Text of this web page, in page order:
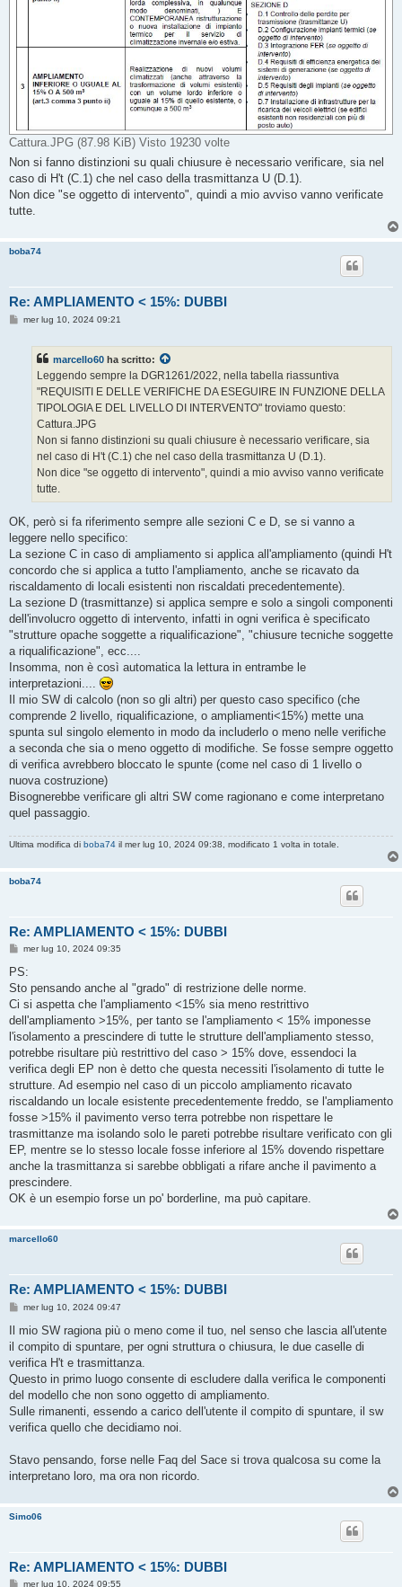
Cattura.JPG (87.98 KiB) Visto 19230 volte
Non si fanno distinzioni su quali chiusure è necessario verificare, sia nel
caso di H't (C.1) che nel caso della trasmittanza U (D.1).
Non dice "se oggetto di intervento", quindi a mio avviso vanno verificate
tutte.
boba74
Re: AMPLIAMENTO < 15%: DUBBI
Mmer lug 10, 2024 09:21
marcello60 ha scritto:
Leggendo sempre la DGR1261/2022, nella tabella riassuntiva
"REQUISITI E DELLE VERIFICHE DA ESEGUIRE IN FUNZIONE DELLA
TIPOLOGIA E DEL LIVELLO DI INTERVENTO" troviamo questo:
Cattura.JPG
Non si fanno distinzioni su quali chiusure è necessario verificare, sia
nel caso di H't (C.1) che nel caso della trasmittanza U (D.1).
Non dice "se oggetto di intervento", quindi a mio avviso vanno verificate
tutte.
OK, però si fa riferimento sempre alle sezioni C e D, se si vanno a
leggere nello specifico:
La sezione C in caso di ampliamento si applica all'ampliamento (quindi H't
concordo che si applica a tutto l'ampliamento, anche se ricavato da
riscaldamento di locali esistenti non riscaldati precedentemente).
La sezione D (trasmittanze) si applica sempre e solo a singoli componenti
dell'involucro oggetto di intervento, infatti in ogni verifica è specificato
"strutture opache soggette a riqualificazione", "chiusure tecniche soggette
a riqualificazione", ecc....
Insomma, non è così automatica la lettura in entrambe le
interpretazioni....
Il mio SW di calcolo (non so gli altri) per questo caso specifico (che
comprende 2 livello, riqualificazione, o ampliamenti<15%) mette una
spunta sul singolo elemento in modo da includerlo o meno nelle verifiche
a seconda che sia o meno oggetto di modifiche. Se fosse sempre oggetto
di verifica avrebbero bloccato le spunte (come nel caso di 1 livello o
nuova costruzione)
Bisognerebbe verificare gli altri SW come ragionano e come interpretano
quel passaggio.
Ultima modifica di boba74 il mer lug 10, 2024 09:38, modificato 1 volta in totale.
boba74
Re: AMPLIAMENTO < 15%: DUBBI
M
s
a
g
i
o
mer lug 10, 2024 09:35
PS:
Sto pensando anche al "grado" di restrizione delle norme.
Ci si aspetta che l'ampliamento <15% sia meno restrittivo
dell'ampliamento >15%, per tanto se l'ampliamento < 15% imponesse
l'isolamento a prescindere di tutte le strutture dell'ampliamento stesso,
potrebbe risultare più restrittivo del caso > 15% dove, essendoci la
verifica degli EP non è detto che questa necessiti l'isolamento di tutte le
strutture. Ad esempio nel caso di un piccolo ampliamento ricavato
riscaldando un locale esistente precedentemente freddo, se l'ampliamento
fosse >15% il pavimento verso terra potrebbe non rispettare le
trasmittanze ma isolando solo le pareti potrebbe risultare verificato con gli
EP, mentre se lo stesso locale fosse inferiore al 15% dovendo rispettare
anche la trasmittanza si sarebbe obbligati a rifare anche il pavimento a
prescindere.
OK è un esempio forse un po' borderline, ma può capitare.
marcello60
Re: AMPLIAMENTO < 15%: DUBBI
M
s
a
g
i
o
mer lug 10, 2024 09:47
Il mio SW ragiona più o meno come il tuo, nel senso che lascia all'utente
il compito di spuntare, per ogni struttura o chiusura, le due caselle di
verifica H't e trasmittanza.
Questo in primo luogo consente di escludere dalla verifica le componenti
del modello che non sono oggetto di ampliamento.
Sulle rimanenti, essendo a carico dell'utente il compito di spuntare, il sw
verifica quello che decidiamo noi.
Stavo pensando, forse nelle Faq del Sace si trova qualcosa su come la
interpretano loro, ma ora non ricordo.
Simo06
Re: AMPLIAMENTO < 15%: DUBBI
Mmer lug 10, 2024 09:55